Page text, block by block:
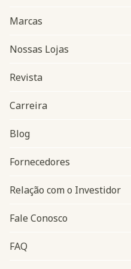
Navegação do rodapé
Marcas
Nossas Lojas
Revista
Carreira
Blog
Fornecedores
Relação com o Investidor
Fale Conosco
FAQ